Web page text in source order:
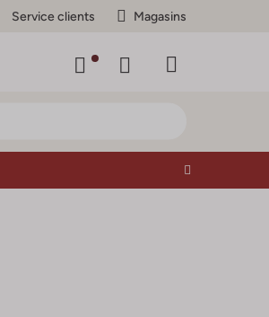
Service clients Magasins